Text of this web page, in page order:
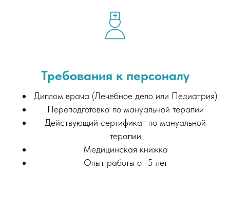
Требования к персоналу
Диплом врача (Лечебное дело или Педиатрия)
Переподготовка по мануальной терапии
Действующий сертификат по мануальной
терапии
Медицинская книжка
Опыт работы от 5 лет